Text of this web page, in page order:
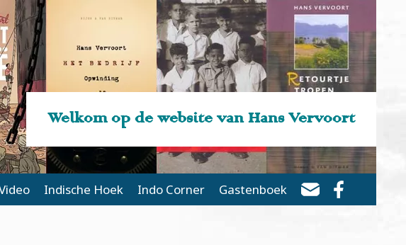
Welkom op de website van Hans Vervoort
Indische Hoek Indo Corner Gastenboek